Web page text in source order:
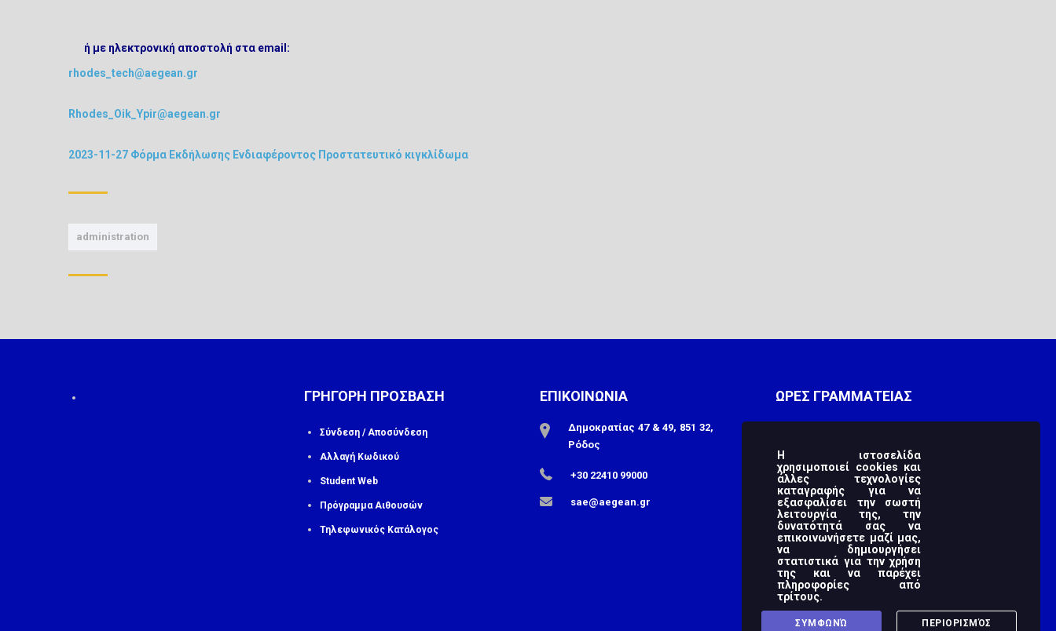
ή με ηλεκτρονική αποστολή στα email:
rhodes_tech@aegean.gr
Rhodes_Oik_Ypir@aegean.gr
2023-11-27 Φόρμα Εκδήλωσης Ενδιαφέροντος Προστατευτικό κιγκλίδωμα
administration
ΓΡΗΓΟΡΗ ΠΡΟΣΒΑΣΗ
Σύνδεση / Αποσύνδεση
Αλλαγή Κωδικού
Student Web
Πρόγραμμα Αιθουσών
Τηλεφωνικός Κατάλογος
ΕΠΙΚΟΙΝΩΝΙΑ
Δημοκρατίας 47 & 49, 851 32,
Ρόδος
+30 22410 99000
sae@aegean.gr
ΩΡΕΣ ΓΡΑΜΜΑΤΕΙΑΣ
Tuesday 9:00 πμ - 3:00 μμ
Wednesday 9:00 πμ - 3:00 μμ
Thursday 9:00 πμ - 3:00 μμ
Friday 9:00 πμ - 3:00 μμ
Saturday
Sunday
Η ιστοσελίδα
χρησιμοποιεί cookies και
άλλες τεχνολογίες
καταγραφής για να
εξασφαλίσει την σωστή
λειτουργία της, την
δυνατότητά σας να
επικοινωνήσετε μαζί μας,
να δημιουργήσει
στατιστικά για την χρήση
της και να παρέχει
πληροφορίες από
τρίτους.
ΣΥΜΦΩΝΏ ΠΕΡΙΟΡΙΣΜΌΣ